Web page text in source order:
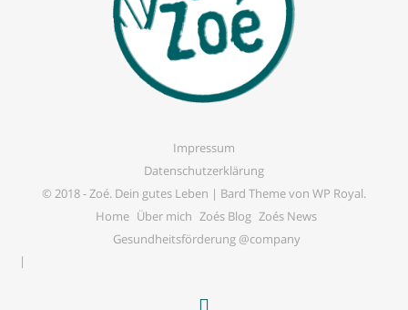
Impressum
Datenschutzerklärung
© 2018 -Zoé. Dein gutes Leben | Bard Theme von WP Royal.
Home Über mich Zoés Blog Zoés News
Gesundheitsförderung @company